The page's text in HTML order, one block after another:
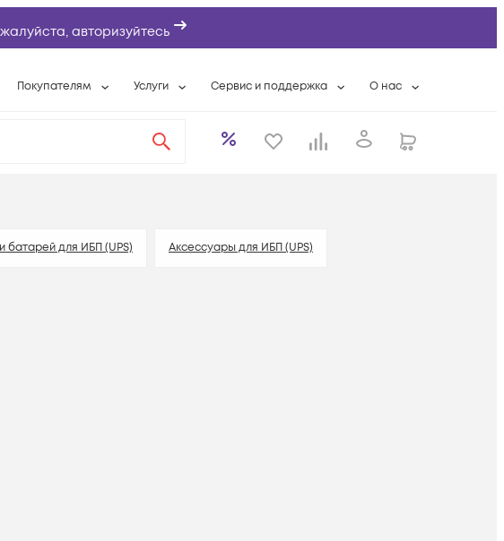
авторизуйтесь
Покупателям
Техническая поддержка
Услуги
Расширенная гарантия
Сервис и поддержка
Разовые выездные работы
Техническая поддержка
О нас
Контактная
батарей для ИБП (UPS) Аксессуары для ИБП (UPS)